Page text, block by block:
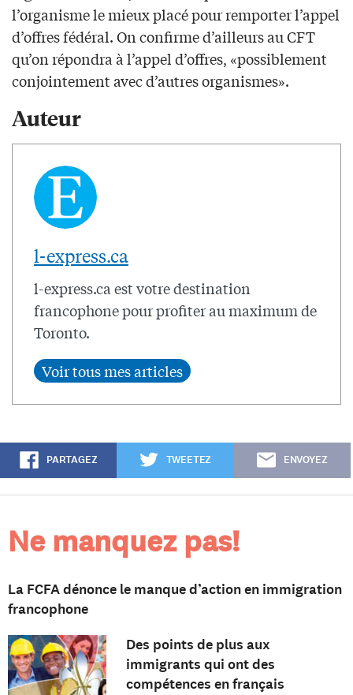
l’organisme le mieux placé pour remporter l’appel
d’offres fédéral. On confirme d’ailleurs au CFT
qu’on répondra à l’appel d’offres, «possiblement
conjointement avec d’autres organismes».
Auteur
l-express.ca
l-express.ca est votre destination
francophone pour profiter au maximum de
Toronto.
PARTAGEZ TWEETEZ ENVOYEZ
Ne manquez pas!
La FCFA dénonce le manque d’action en immigration
francophone
Des points de plus aux
immigrants qui ont des
compétences en français